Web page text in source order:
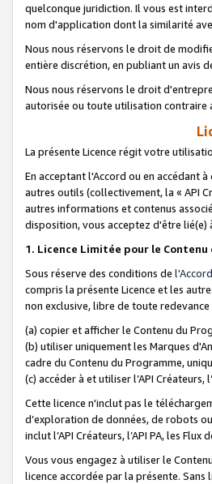
quelconque juridiction. Il vous est
nom d'application dont la similarité
Nous nous réservons le droit de
entière discrétion, en publiant un avis
Nous nous réservons le droit
autorisée ou toute utilisation contraire
La présente Licence régit votre
En acceptant l'Accord ou en accédant
autres outils (collectivement, la « API
autres informations et contenus
disposition, vous acceptez d'être lié(e)
1. Licence Limitée pour le Contenu
Sous réserve des conditions de l'Accord
compris la présente Licence et les
non exclusive, libre de toute
(a) copier et afficher le Contenu du
(b) utiliser uniquement les Marques
cadre du Contenu du Programme,
(c) accéder à et utiliser l’API
Cette licence n'inclut pas le
d’exploration de données, de robots
inclut l’API Créateurs, l’API PA, les
Vous vous engagez à utiliser le
licence accordée par la présente.